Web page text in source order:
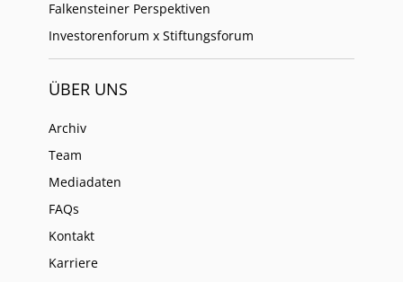
Falkensteiner Perspektiven
Investorenforum x Stiftungsforum
ÜBER UNS
Archiv
Team
Mediadaten
FAQs
Kontakt
Karriere